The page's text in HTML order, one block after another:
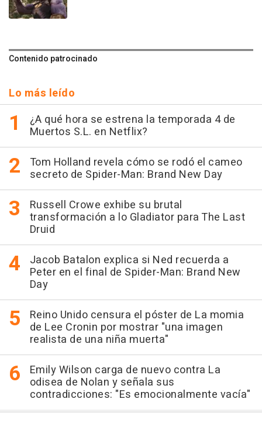
Contenido patrocinado
Lo más leído
¿A qué hora se estrena la temporada 4 de
Muertos S.L. en Netflix?
Tom Holland revela cómo se rodó el cameo
secreto de Spider-Man: Brand New Day
Russell Crowe exhibe su brutal
transformación a lo Gladiator para The Last
Druid
Jacob Batalon explica si Ned recuerda a
Peter en el final de Spider-Man: Brand New
Day
Reino Unido censura el póster de La momia
de Lee Cronin por mostrar "una imagen
realista de una niña muerta"
Emily Wilson carga de nuevo contra La
odisea de Nolan y señala sus
contradicciones: "Es emocionalmente vacía"